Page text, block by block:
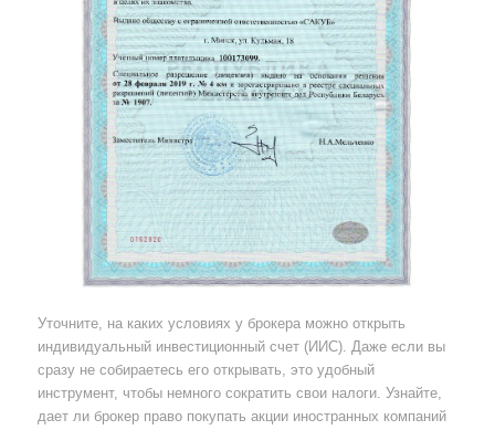
Уточните, на каких условиях у брокера можно открыть
индивидуальный инвестиционный счет (ИИС). Даже если вы
сразу не собираетесь его открывать, это удобный
инструмент, чтобы немного сократить свои налоги. Узнайте,
дает ли брокер право покупать акции иностранных компаний